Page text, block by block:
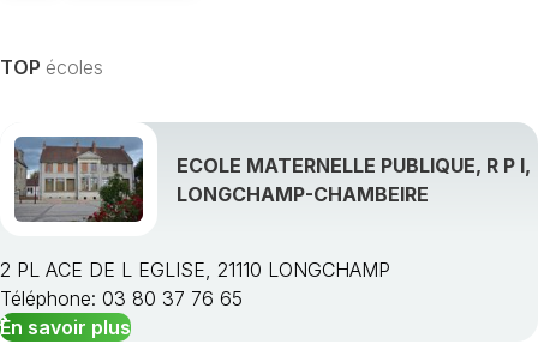
TOP écoles
ECOLE MATERNELLE PUBLIQUE, R P I,
LONGCHAMP-CHAMBEIRE
2 PL ACE DE L EGLISE, 21110 LONGCHAMP
Téléphone: 03 80 37 76 65
En savoir plus